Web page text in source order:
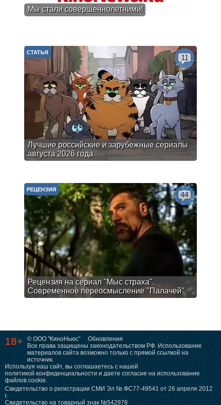
Мы стали совершеннолетними!
Лучшие российские и зарубежные сериалы
августа 2026 года
СТАТЬЯ
11
Рецензия на сериал "Мыс страха".
Современное переосмысление "Палачей"
РЕЦЕНЗИЯ
44
18+ © ООО "КиноНьюс"
Обновления
Все права защищены законодательством РФ. Использование
материалов сайта возможно только с прямой ссылкой на
источник.
Используя наш сайт, вы соглашаетесь с нашей
политикой конфиденциальности и даете согласие на использование
файлов cookie.
Свидетельство о регистрации СМИ Эл № ФС77-49541 от 26 апреля 2012
г.
Свидетельство на товарный знак №542978